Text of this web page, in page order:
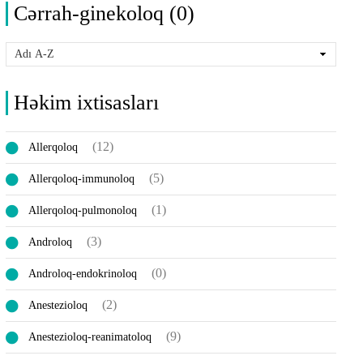
Cərrah-ginekoloq (0)
Həkim ixtisasları
Allerqoloq (12)
Allerqoloq-immunoloq (5)
Allerqoloq-pulmonoloq (1)
Androloq (3)
Androloq-endokrinoloq (0)
Anestezioloq (2)
Anestezioloq-reanimatoloq (9)